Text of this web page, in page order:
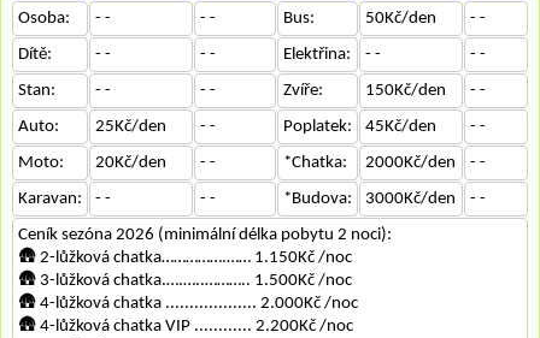
Osoba:
- - - - Bus: 50Kč/den
- -
Dítě:
- - - - Elektřina: - -
- -
Stan:
- - - - Zvíře: 150Kč/den
- -
Auto:
25Kč/den - - Poplatek: 45Kč/den
- -
Moto:
20Kč/den - - *Chatka: 2000Kč/den
- -
Karavan:
- - - - *Budova: 3000Kč/den
- -
Ceník sezóna 2026 (minimální délka pobytu 2 noci):
🛖 2-lůžková chatka…………….…… 1.150Kč /noc
🛖 3-lůžková chatka.….…..……….. 1.500Kč /noc
🛖 4-lůžková chatka ................... 2.000Kč /noc
🛖 4-lůžková chatka VIP ............ 2.200Kč /noc